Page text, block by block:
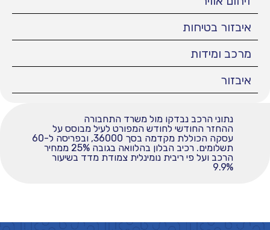
איבזור בטיחות
מרכב ומידות
איבזור
נתוני הרכב נבדקו מול משרד התחבורה
ההחזר החודשי לחודש המפורט לעיל מבוסס על
עסקה הכוללת מקדמה בסך 36000, ובפריסה ל-60
תשלומים. רכיב הבלון בהלוואה בגובה 25% ממחיר
הרכב ועל פי ריבית נומינלית צמודת מדד בשיעור
9.9%